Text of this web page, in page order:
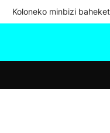
Koloneko minbizi